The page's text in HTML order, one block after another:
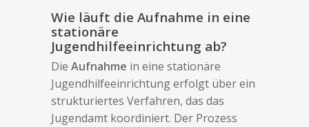
Wie läuft die Aufnahme in eine
stationäre
Jugendhilfeeinrichtung ab?
Die Aufnahme in eine stationäre
Jugendhilfeeinrichtung erfolgt über ein
strukturiertes Verfahren, das das
Jugendamt koordiniert. Der Prozess